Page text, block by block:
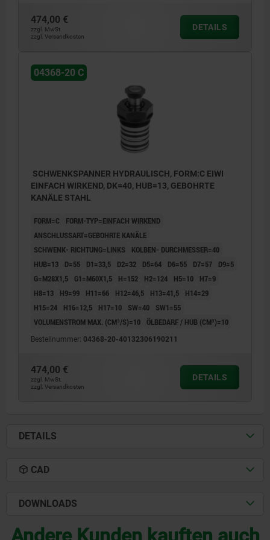
474,00 €
zzgl. MwSt.
zzgl. Versandkosten
DETAILS
04368-20 C
SCHWENKSPANNER HYDRAULISCH, FORM:C EIWI
EINFACH WIRKEND, DK=40, HUB=13, GEBOHRTE
KANÄLE STAHL
FORM=C
FORM-TYP=EINFACH WIRKEND
ANSCHLUSSART=GEBOHRTE KANÄLE
SCHWENK- RICHTUNG=LINKS
KOLBEN- DURCHMESSER=40
HUB=13
D=55 D1=33,5 D2=32 D5=64 D6=55 D7=57
D9=5
G=M28X1,5
G1=M60X1,5 H=152 H2=124 H5=10
H7=9
H8=13
H9=99 H11=66 H12=46,5 H13=41,5
H14=29
H15=24
H16=12,5 H17=10 SW=40
SW1=55
VOLUMENSTROM MAX. (CM³/S)=10
ÖLBEDARF / HUB (CM³)=10
Bestellnummer: 04368-20-40132306190211
474,00 €
zzgl. MwSt.
zzgl. Versandkosten
DETAILS
DETAILS
CAD
DOWNLOADS